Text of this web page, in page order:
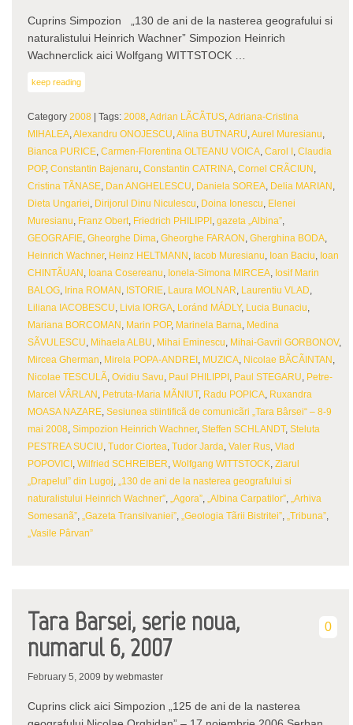
Cuprins Simpozion „130 de ani de la nasterea geografului si
naturalistului Heinrich Wachner” Simpozion Heinrich
Wachnerclick aici Wolfgang WITTSTOCK …
keep reading
Category 2008 | Tags: 2008,Adrian LÃCÃTUS,Adriana-Cristina
MIHALEA,Alexandru ONOJESCU,Alina BUTNARU,Aurel Muresianu,
Bianca PURICE, Carmen-Florentina OLTEANU VOICA, Carol I , Claudia
POP, Constantin Bajenaru, Constantin CATRINA, Cornel CRÃCIUN ,
Cristina TÃNASE, Dan ANGHELESCU, Daniela SOREA, Delia MARIAN ,
Dieta Ungariei, Dirijorul Dinu Niculescu, Doina Ionescu, Elenei
Muresianu, Franz Obert, Friedrich PHILIPPI , gazeta „Albina”,
GEOGRAFIE, Gheorghe Dima, Gheorghe FARAON , Gherghina BODA,
Heinrich Wachner, Heinz HELTMANN , Iacob Muresianu, Ioan Baciu, Ioan
CHINTÃUAN , Ioana Cosereanu, Ionela-Simona MIRCEA, Iosif Marin
BALOG, Irina ROMAN , ISTORIE, Laura MOLNAR, Laurentiu VLAD,
Liliana IACOBESCU, Livia IORGA, Loránd MÁDLY, Lucia Bunaciu,
Mariana BORCOMAN , Marin POP, Marinela Barna, Medina
SÃVULESCU, Mihaela ALBU, Mihai Eminescu, Mihai-Gavril GORBONOV,
Mircea Gherman, Mirela POPA-ANDREI , MUZICA, Nicolae BÃCÃINTAN ,
Nicolae TESCULÃ, Ovidiu Savu, Paul PHILIPPI , Paul STEGARU, Petre-
Marcel VÂRLAN , Petruta-Maria MÃNIUT, Radu POPICA, Ruxandra
MOASA NAZARE, Sesiunea stiintificã de comunicãri „Tara Bârsei“ – 8-9
mai 2008, Simpozion Heinrich Wachner, Steffen SCHLANDT, Steluta
PESTREA SUCIU, Tudor Ciortea, Tudor Jarda, Valer Rus, Vlad
POPOVICI , Wilfried SCHREIBER, Wolfgang WITTSTOCK, Ziarul
„Drapelul” din Lugoj, „130 de ani de la nasterea geografului si
naturalistului Heinrich Wachner”, „Agora”, „Albina Carpatilor”, „Arhiva
Somesanã”, „Gazeta Transilvaniei”, „Geologia Tãrii Bistritei”, „Tribuna”,
„Vasile Pârvan”
Tara Barsei, serie noua,
numarul 6, 2007
0
February 5, 2009 by webmaster
Cuprins click aici Simpozion „125 de ani de la nasterea